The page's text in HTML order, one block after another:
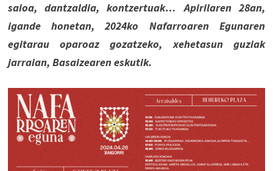
saioa, dantzaldia, kontzertuak… Apirilaren 28an,
igande honetan, 2024ko Nafarroaren Egunaren
egitarau oparoaz gozatzeko, xehetasun guziak
jarraian, Basaizearen eskutik.